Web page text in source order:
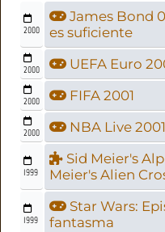
2000
James Bond
es suficiente
2000 UEFA Euro
2000 FIFA 2001
2000 NBA Live 2001
1999
Sid Meier's
Meier's Alien
1999
Star Wars:
fantasma